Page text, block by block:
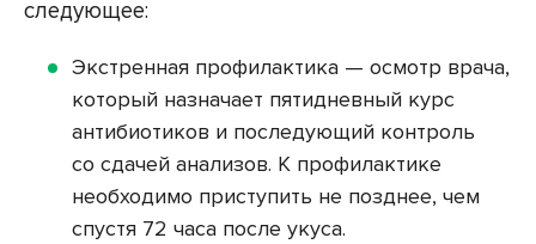
следующее:
Экстренная профилактика — осмотр врача,
который назначает пятидневный курс
антибиотиков и последующий контроль
со сдачей анализов. К профилактике
необходимо приступить не позднее, чем
спустя 72 часа после укуса.